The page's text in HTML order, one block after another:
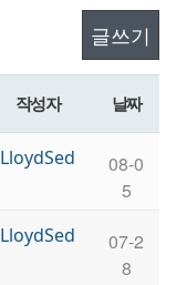
글쓰기
작성자 날짜
LloydSed
08-0
5
LloydSed
07-2
8